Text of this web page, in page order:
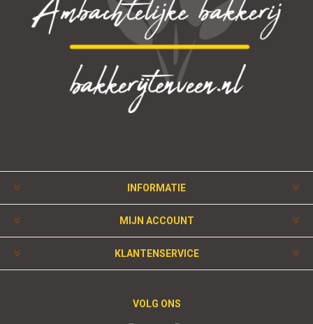
INFORMATIE
MIJN ACCOUNT
KLANTENSERVICE
VOLG ONS